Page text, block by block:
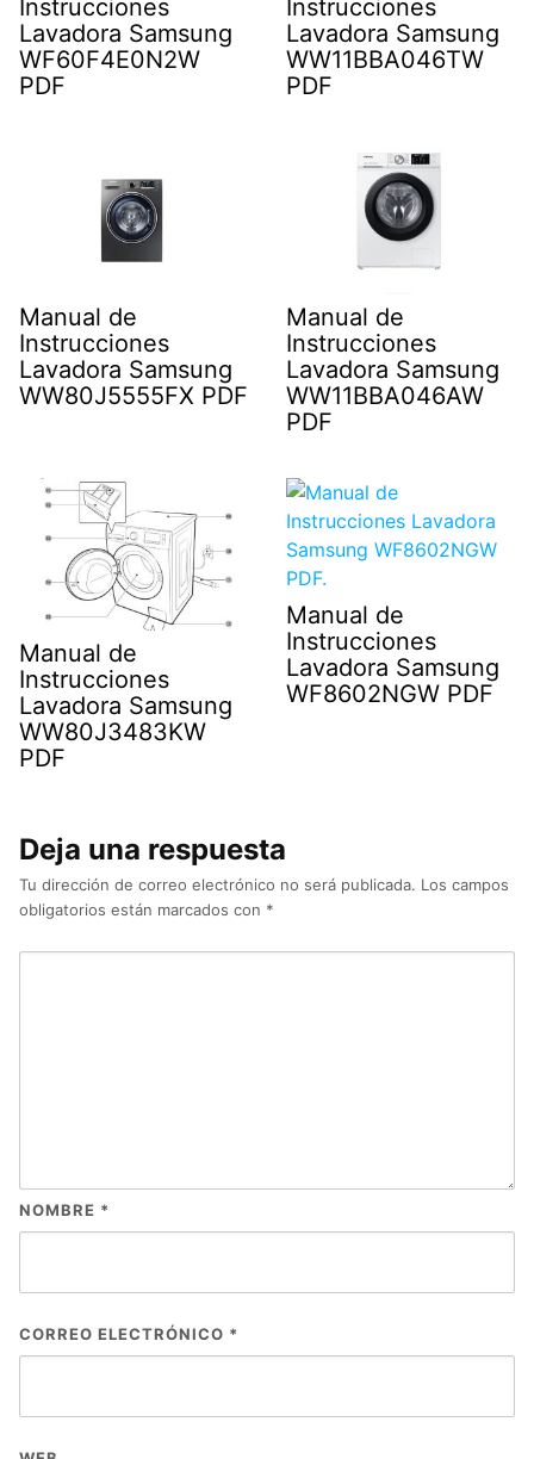
Instrucciones
Lavadora Samsung
WF60F4E0N2W
PDF
Instrucciones
Lavadora Samsung
WW11BBA046TW
PDF
Manual de
Instrucciones
Lavadora Samsung
WW80J5555FX PDF
Manual de
Instrucciones
Lavadora Samsung
WW11BBA046AW
PDF
Manual de
Instrucciones
Lavadora Samsung
WW80J3483KW
PDF
Manual de
Instrucciones
Lavadora Samsung
WF8602NGW PDF
Deja una respuesta
Tu dirección de correo electrónico no será publicada. Los campos
obligatorios están marcados con *
NOMBRE *
CORREO ELECTRÓNICO *